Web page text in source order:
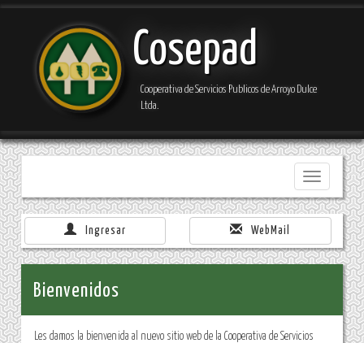
Cosepad
Cooperativa de Servicios Publicos de Arroyo Dulce
Ltda.
Toggle
navigation
Ingresar WebMail
Bienvenidos
Les damos la bienvenida al nuevo sitio web de la Cooperativa de Servicios